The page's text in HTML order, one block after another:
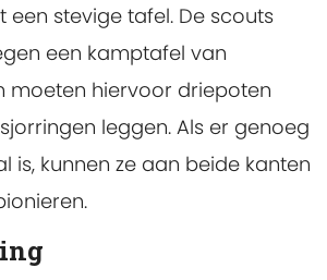
een stevige tafel. De scouts
een kamptafel van
moeten hiervoor driepoten
leggen. Als er genoeg
is, kunnen ze aan beide kanten